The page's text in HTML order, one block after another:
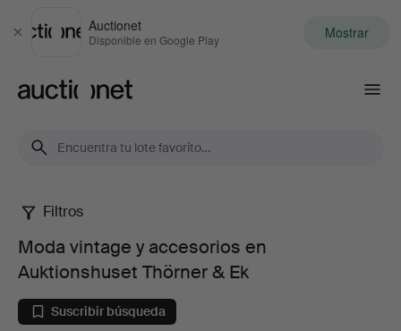
Cerrar
Auctionet
Disponible en Google Play Mostrar
Moda
vintage
Filtros
Moda vintage y accesorios en
Auktionshuset Thörner & Ek
Suscribir búsqueda